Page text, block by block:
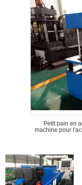
Petit pain en
machine pour